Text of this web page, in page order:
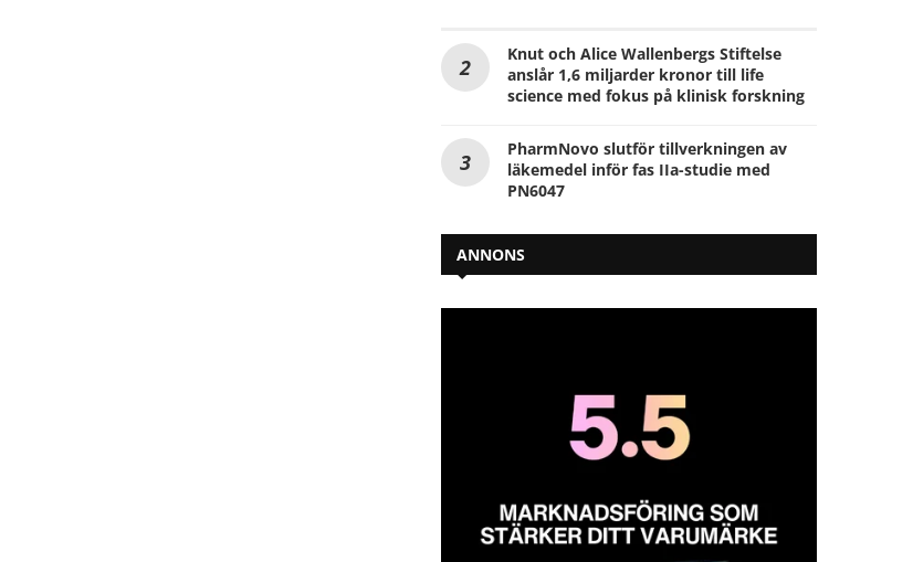
Knut och Alice Wallenbergs Stiftelse
anslår 1,6 miljarder kronor till life
science med fokus på klinisk forskning
PharmNovo slutför tillverkningen av
läkemedel inför fas IIa-studie med
PN6047
ANNONS